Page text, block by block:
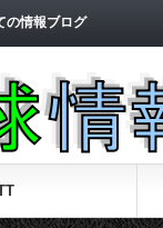
の情報ブログ